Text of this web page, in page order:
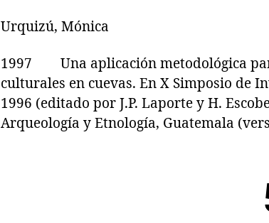
Urquizú, Mónica
1997 Una aplicación metodológica
culturales en cuevas. En X Simposio de
1996 (editado por J.P. Laporte y H.
Arqueología y Etnología, Guatemala